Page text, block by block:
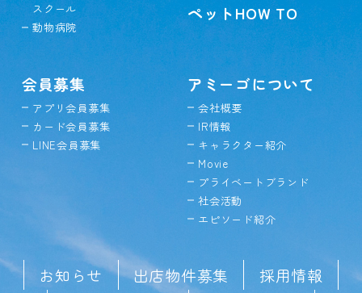
スクール
動物病院
ペットHOW TO
会員募集
アプリ会員募集
カード会員募集
LINE会員募集
アミーゴについて
会社概要
IR情報
キャラクター紹介
Movie
プライベートブランド
社会活動
エピソード紹介
お知らせ 出店物件募集
採用情報